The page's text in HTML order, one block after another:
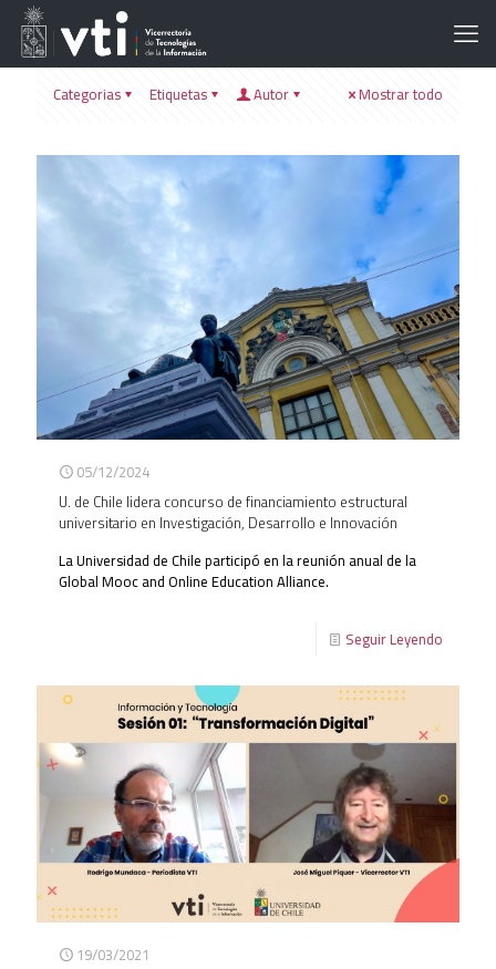
Categorias Etiquetas Autor Mostrar todo
05/12/2024
U. de Chile lidera concurso de financiamiento estructural
universitario en Investigación, Desarrollo e Innovación
La Universidad de Chile participó en la reunión anual de la
Global Mooc and Online Education Alliance.
Seguir Leyendo
19/03/2021